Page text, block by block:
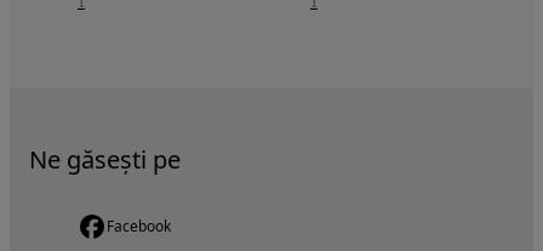
Ne găsești pe
Facebook